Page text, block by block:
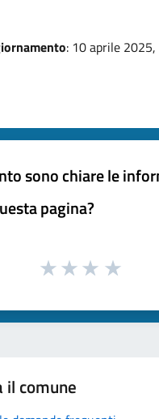
: 10 aprile
sono chiare le
pagina?
il comune